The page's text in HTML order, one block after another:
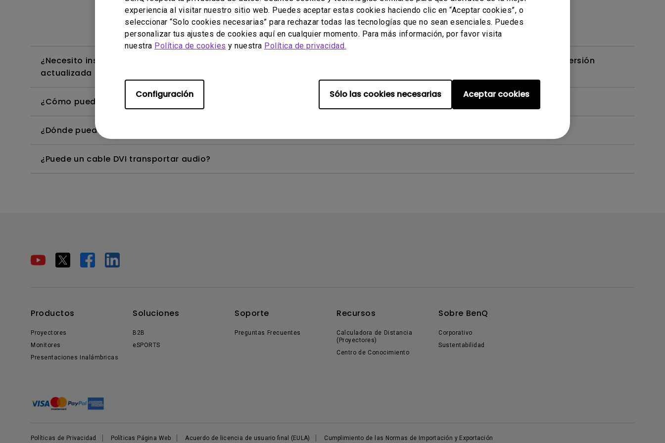
experiencia al visitar nuestro sitio web. Puedes aceptar estas cookies haciendo clic en “Aceptar cookies”, o
seleccionar “Solo cookies necesarias” para rechazar todas las tecnologías que no sean esenciales. Puedes
personalizar tus ajustes de cookies aquí en cualquier momento. Para más información, por favor visita
nuestra Política de cookies y nuestra Política de privacidad.
Configuración Sólo las cookies necesarias Aceptar cookies
¿Necesito instalar el controlador WHQL (Windows Hardware Quality Labs) en Windows para mi monitor BenQ? ¿Existe una versión
actualizada del controlador WHQL?
¿Cómo puedo evitar que la imagen se paralice y tratar de eliminar el efecto si sucede?
¿Dónde puedo encontrar el controlador más reciente para mi monitor LCD?
¿Puede un cable DVI transportar audio?
Productos
Proyectores
Monitores
Presentaciones Inalámbricas
Soluciones
B2B
eSPORTS
Soporte
Preguntas Frecuentes
Recursos
Calculadora de Distancia
(Proyectores)
Centro de Conocimiento
Sobre BenQ
Corporativo
Sustentabilidad
Políticas de Privacidad Políticas Página Web Acuerdo de licencia de usuario final (EULA) Cumplimiento de las Normas de Importación y Exportación